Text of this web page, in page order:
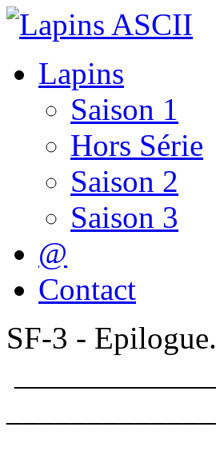
Lapins
Saison 1
Hors Série
Saison 2
Saison 3
@
Contact
SF-3 - Epilogue.